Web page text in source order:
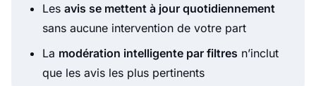
Les avis se mettent à jour quotidiennement
sans aucune intervention de votre part
La modération intelligente par filtres n’inclut
que les avis les plus pertinents